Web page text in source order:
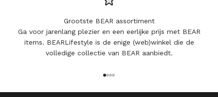
Grootste BEAR assortiment
Ga voor jarenlang plezier en een eerlijke prijs met BEAR
items. BEARLifestyle is de enige (web)winkel die de
volledige collectie van BEAR aanbiedt.